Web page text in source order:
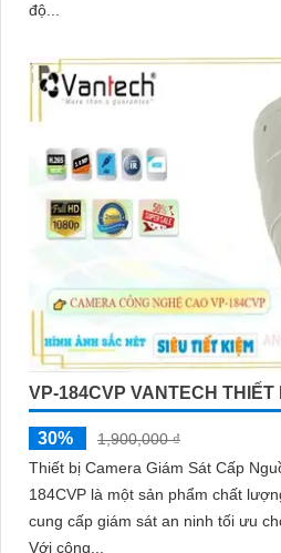
độ...
VP-184CVP VANTECH THIẾT
30%
1,900,000 ₫
Thiết bị Camera Giám Sát Cấp
184CVP là một sản phẩm chất
cung cấp giám sát an ninh tối ưu
Với công...